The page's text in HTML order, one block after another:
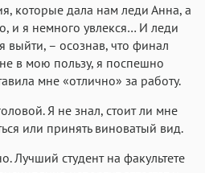
которые дала нам леди Анна, а
и я немного увлекся… И леди
выйти, – осознав, что финал
в мою пользу, я поспешно
мне «отлично» за работу.
Я не знал, стоит ли мне
или принять виноватый вид.
Лучший студент на факультете